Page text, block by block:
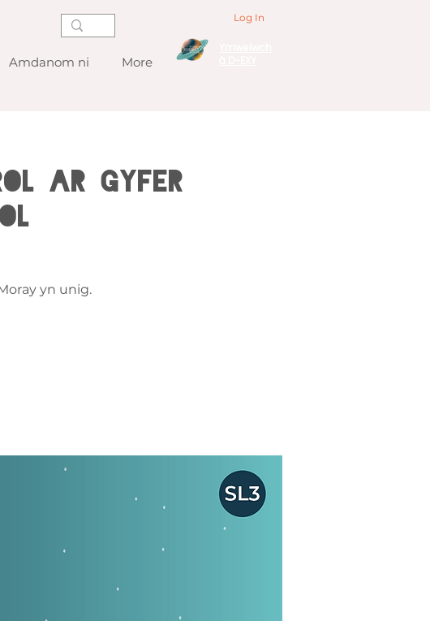
Amdanom ni More
Log In
ar gyfer
yn unig.